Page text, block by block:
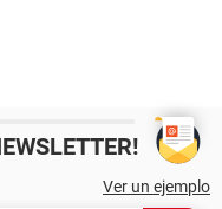
Ver un ejemplo